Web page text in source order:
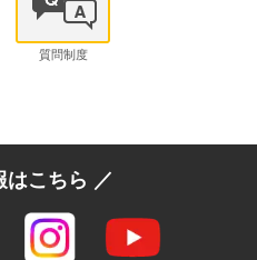
質問制度
はこちら ／